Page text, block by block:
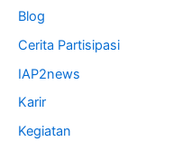
Blog
Cerita Partisipasi
IAP2news
Karir
Kegiatan